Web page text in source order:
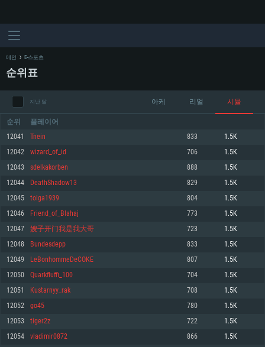
최소사양
운영체제: Windows 10 (64 bit)
프로세서: 2.2 GHz 듀얼코어 이상
메모리: 4GB
그래픽 카드: DirectX 11 이상을 지원하는 AMD Radeon 77XX / NVIDIA
GeForce GT 660. 최소 사양 해상도: 720p
네트워크: 브로드밴드 인터넷
여유 저장 공간: 22.1 GB (최소 클라이언트)
최소사양
운영체제: Mac OS Big Sur 11.0
프로세서: 최소 2.2 GHz의 Core i5 (Intel Xeon 은 지원하지 않습니다)
메모리: 6 GB
그래픽 카드: Metal 을 지원하는 Intel Iris Pro 5200 (Mac), 혹은 이와 비슷한 성
능을 가지는 Mac 버전의 AMD/Nvidia. 최소 해상도: 720p
네트워크: 브로드밴드 인터넷
여유 저장 공간: 22.1 GB (최소 클라이언트)
최소사양
운영체제: 64bit Linux 중 최신 버전
프로세서: 2.4 GHz 듀얼코어
메모리: 4 GB
그래픽 카드: Vulkan 을 지원하고, 최신 그래픽 드라이버를 지원하는 NVIDIA
660 (6개월 미만) 혹은 그와 동급의 성능을 가지며 최신 그래픽 드라이버를 지
원하는 AMD (6개월 미만; 최소사양 지원 해상도 720p)
네트워크: 브로드밴드 인터넷
여유 저장 공간: 22.1 GB (최소 클라이언트)
메인 E-스포츠
순위표
지난 달 아케 리얼 시뮬
순위 플레이어
12041 Tnein 833 1.5K
12042 wizard_of_id 706 1.5K
12043 sdelkakorben 888 1.5K
12044 DeathShadow13 829 1.5K
12045 tolga1939 804 1.5K
12046 Friend_of_Blahaj 773 1.5K
12047 嫂子开门我是我大哥 723 1.5K
12048 Bundesdepp 833 1.5K
12049 LeBonhommeDeCOKE 807 1.5K
12050 Quarkfluffi_100 704 1.5K
12051 Kustarnyy_rak 708 1.5K
12052 go45 780 1.5K
12053 tiger2z 722 1.5K
12054 vladimir0872 866 1.5K